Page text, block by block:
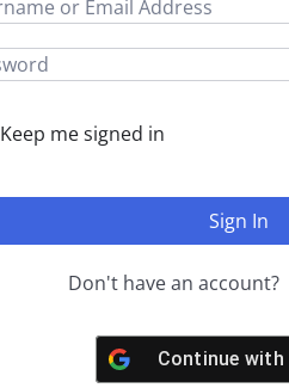
Keep me signed in
Sign In
Don't have an account?
Continue with